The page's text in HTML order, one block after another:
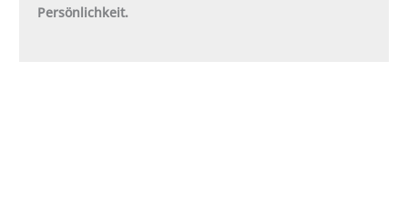
Persönlichkeit.